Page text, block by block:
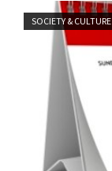
SOCIETY & CULTURE